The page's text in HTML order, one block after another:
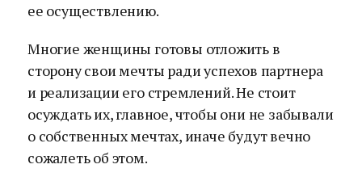
ее осуществлению.
Многие женщины готовы отложить в
сторону свои мечты ради успехов партнера
и реализации его стремлений. Не стоит
осуждать их, главное, чтобы они не забывали
о собственных мечтах, иначе будут вечно
сожалеть об этом.